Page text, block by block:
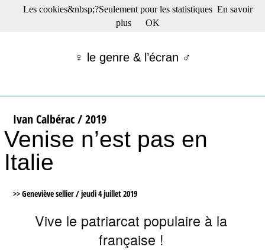
☰ Menu
Films récents
Tribunes
Bloc-notes
Archives
Actu : "La Nouvelle Vague"
♀ le genre & l’écran ♂
Ivan Calbérac / 2019
Venise n’est pas en
Italie
>> Geneviève sellier /jeudi 4 juillet 2019
Vive le patriarcat populaire à la
française !
Les cookies&nbsp;?Seulement pour les statistiques En savoir
plus
OK